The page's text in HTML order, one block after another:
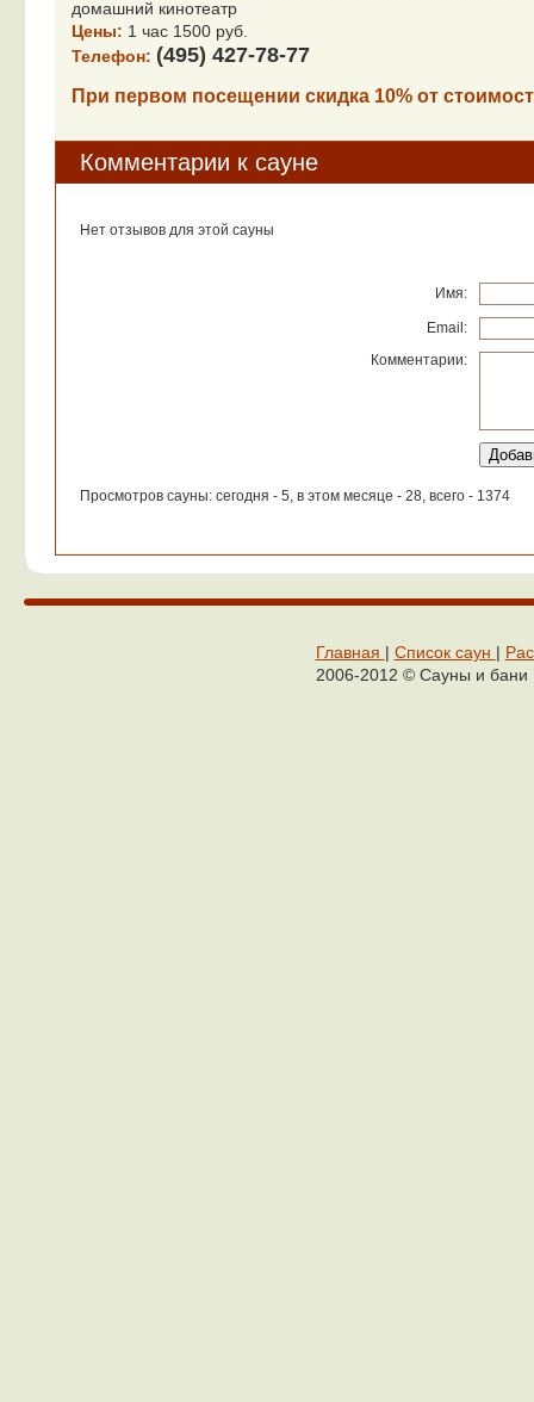
домашний кинотеатр
Цены: 1 час 1500 руб.
Телефон: (495) 427-78-77
При первом посещении скидка 10% от
Комментарии к сауне
Нет отзывов для этой сауны
Имя:
Email:
Комментарии:
Просмотров сауны: сегодня - 5, в этом месяце - 28, всего - 1374
Главная | Список саун |
2006-2012 © Сауны и бани